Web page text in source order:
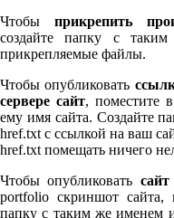
Чтобыприкрепить
создайте папку с
прикрепляемые файлы.
Чтобы опубликовать
сервере сайт, поместите
ему имя сайта. Создайте
href.txt с ссылкой на ваш
href.txt помещать ничего
Чтобы опубликовать
port­fo­lio скриншот сайта,
папку с таким же именем и